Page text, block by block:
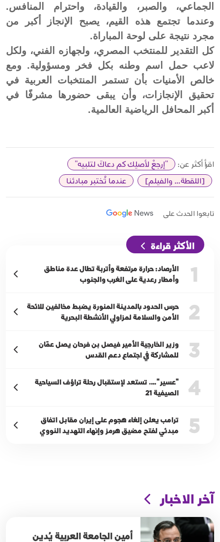
الجماعي، والصبر، والقيادة، واحترام المنافس.
وعندما تجتمع هذه القيم، يصبح الإنجاز أكبر من
مجرد نتيجة على لوحة المباراة.
كل التقدير للمنتخب المصري، ولجهازه الفني، ولكل
لاعب حمل اسم وطنه بكل فخر ومسؤولية. ومع
خالص الأمنيات بأن تستمر المنتخبات العربية في
تحقيق الإنجازات، وأن يبقى حضورها مشرفًا في
أكبر المحافل الرياضية العالمية.
اقرأ أكثر عن:
"إرجعْ لأصلِك كم دعاكَ لتلبيه"
[اللقطة… والفيلم]
عندما تُختبر مبادئنا
تابعوا الحدث على
الأكثر قراءة
1
الأرصاد: حرارة مرتفعة وأتربة تطال عدة مناطق
وأمطار رعدية على الغرب والجنوب
2
حرس الحدود بالمدينة المنورة يضبط مخالفين للائحة
الأمن والسلامة لمزاولي الأنشطة البحرية
3
وزير الخارجية الأمير فيصل بن فرحان يصل عمّان
للمشاركة في اجتماع دعم القدس
4
"عسير"…. تستعد لإستقبال رحلة تراؤف السياحية
الصيفية 21
5
ترامب يعلن إلغاء هجوم على إيران مقابل اتفاق
مبدئي لفتح مضيق هرمز وإنهاء التهديد النووي
آخر الاخبار
أمين الجامعة العربية يُدين